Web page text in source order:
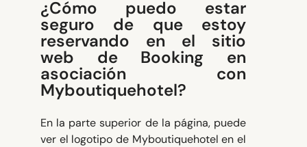
¿Cómo puedo estar
seguro de que estoy
reservando en el sitio
web de Booking en
asociación con
Myboutiquehotel?
En la parte superior de la página, puede
ver el logotipo de Myboutiquehotel en el